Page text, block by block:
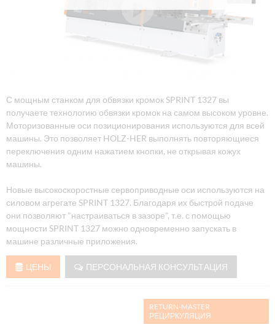
С мощным станком для обвязки кромок SPRINT 1327 вы
получаете технологию обвязки кромок на самом высоком уровне.
Моторизованные оси позиционирования используются для всей
машины. Это позволяет HOLZ-HER выполнять повторяющиеся
переключения одним нажатием кнопки, не открывая кожух
машины.
Новые высокоскоростные сервоприводные оси используются на
силовом агрегате SPRINT 1327. Благодаря их быстрой подаче
они позволяют "настраиваться в зазоре", т.е. с помощью
мощности SPRINT 1327 можно одновременно запускать в
машине различные приложения.
ЦЕНЫ ПЕРСОНАЛЬНАЯ КОНСУЛЬТАЦИЯ
RETURN-MASTER
РЕЦИРКУЛЯЦИЯ